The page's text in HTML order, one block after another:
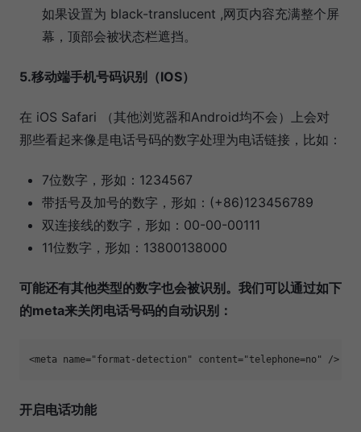
如果设置为 black-translucent ,网页内容充满整个屏
幕，顶部会被状态栏遮挡。
5.移动端手机号码识别（IOS）
在 iOS Safari （其他浏览器和Android均不会）上会对
那些看起来像是电话号码的数字处理为电话链接，比如：
7位数字，形如：1234567
带括号及加号的数字，形如：(+86)123456789
双连接线的数字，形如：00-00-00111
11位数字，形如：13800138000
可能还有其他类型的数字也会被识别。我们可以通过如下
的meta来关闭电话号码的自动识别：
<meta name="format-detection" content="telephone=no" />
开启电话功能